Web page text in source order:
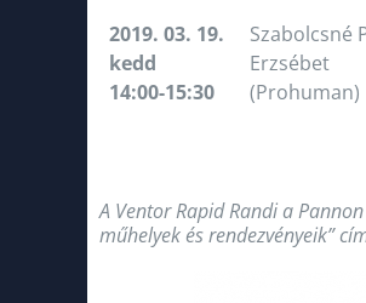
2019. 03. 19.
kedd
14:00-15:30
Szabolcsné
Erzsébet
(Prohuman)
A Ventor Rapid Randi a
műhelyek és rendezvényeik”